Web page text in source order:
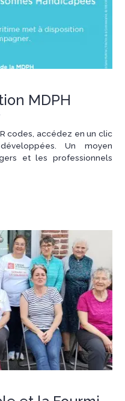
MDPH
codes, accédez en un clic
Un moyen
et les professionnels